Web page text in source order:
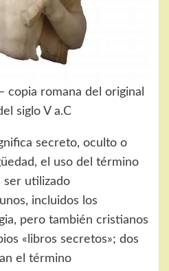
copia romana del original
siglo V a.C
secreto, oculto o
el uso del término
ser utilizado
incluidos los
pero también cristianos
«libros secretos»; dos
el término